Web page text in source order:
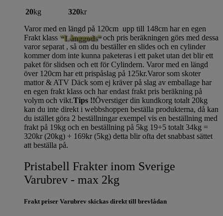
20kg 320kr
Varor med en längd på 120cm upp till 148cm har en egen
Frakt klass “Långgods“och pris beräkningen görs med dessa
varor separat , så om du beställer en slides och en cylinder
kommer dom inte kunna paketeras i ett paket utan det blir ett
paket för slidsen och ett för Cylindern. Varor med en längd
över 120cm har ett prispåslag på 125kr.Varor som skoter
mattor & ATV Däck som ej kräver på slag av emballage har
en egen frakt klass och har endast frakt pris beräkning på
volym och vikt.Tips !!Överstiger din kundkorg totalt 20kg
kan du inte direkt i webbshoppen beställa produkterna, då kan
du istället göra 2 beställningar exempel vis en beställning med
frakt på 19kg och en beställning på 5kg 19+5 totalt 34kg =
320kr (20kg) + 169kr (5kg) detta blir ofta det snabbast sättet
att beställa på.
Pristabell Frakter inom Sverige
Varubrev - max 2kg
Frakt priser Varubrev skickas direkt till brevlådan